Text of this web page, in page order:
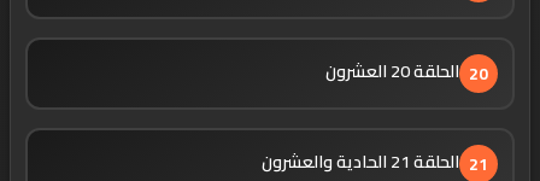
20 الحلقة 20 العشرون
21 الحلقة 21 الحادية والعشرون